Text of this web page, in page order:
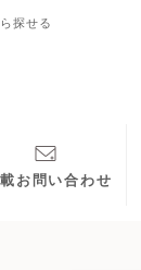
探せる
お問い合わせ